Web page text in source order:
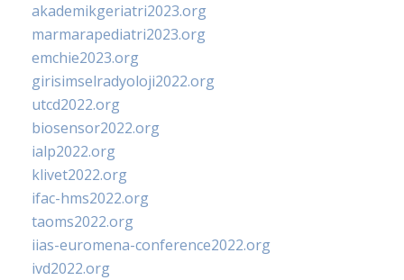
akademikgeriatri2023.org
marmarapediatri2023.org
emchie2023.org
girisimselradyoloji2022.org
utcd2022.org
biosensor2022.org
ialp2022.org
klivet2022.org
ifac-hms2022.org
taoms2022.org
iias-euromena-conference2022.org
ivd2022.org